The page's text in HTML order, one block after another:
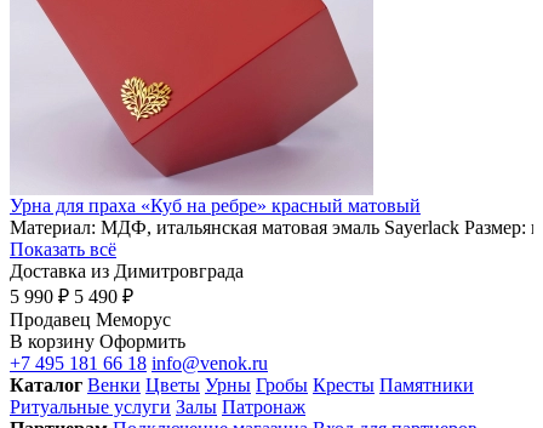
Урна для праха «Куб на ребре» красный матовый
Материал: МДФ, итальянская матовая эмаль Sayerlack
Показать всё
Доставка из Димитровграда
5 990 ₽ 5 490 ₽
Продавец Меморус
В корзину Оформить
+7 495 181 66 18 info@venok.ru
Каталог Венки Цветы Урны Гробы Кресты Памятники
Ритуальные услуги Залы Патронаж